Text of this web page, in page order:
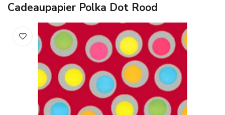
Cadeaupapier Polka Dot Rood